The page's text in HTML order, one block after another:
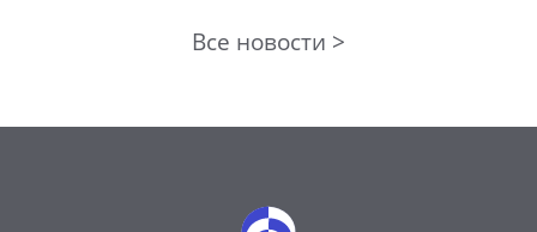
Все новости >